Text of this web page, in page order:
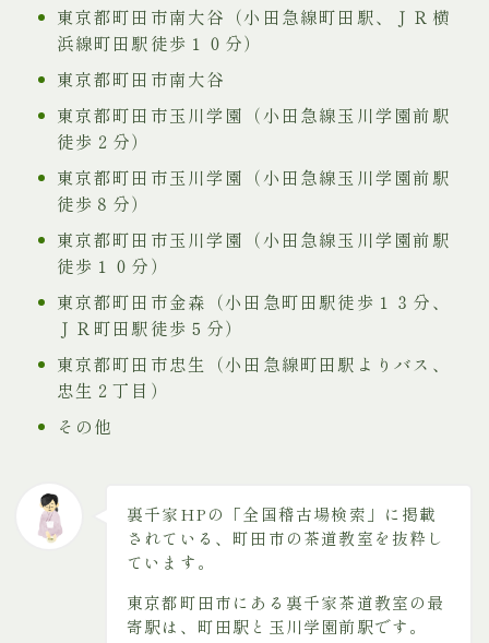
東京都町田市南大谷（小田急線町田駅、ＪＲ横
浜線町田駅徒歩１０分）
東京都町田市南大谷
東京都町田市玉川学園（小田急線玉川学園前駅
徒歩２分）
東京都町田市玉川学園（小田急線玉川学園前駅
徒歩８分）
東京都町田市玉川学園（小田急線玉川学園前駅
徒歩１０分）
東京都町田市金森（小田急町田駅徒歩１３分、
ＪＲ町田駅徒歩５分）
東京都町田市忠生（小田急線町田駅よりバス、
忠生２丁目）
その他
裏千家HPの「全国稽古場検索」に掲載
されている、町田市の茶道教室を抜粋し
ています。
東京都町田市にある裏千家茶道教室の最
寄駅は、町田駅と玉川学園前駅です。